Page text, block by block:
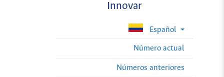
Innovar
Español
Número actual
Números anteriores